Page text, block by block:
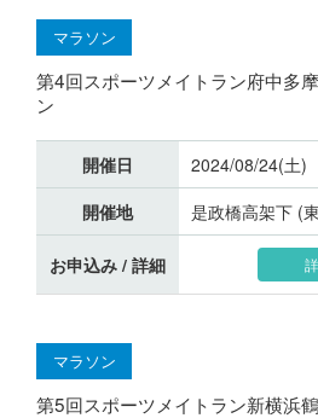
マラソン
第4回スポーツメイトラン府中多
ン
開催日
2024/08/24(土)
開催地
是政橋高架下 (
お申込み / 詳細
マラソン
第5回スポーツメイトラン新横浜